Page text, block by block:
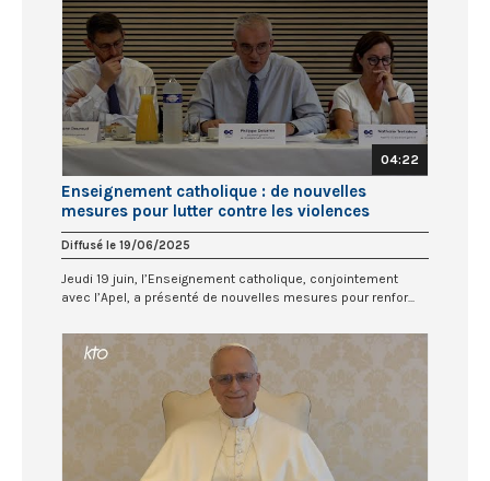
04:22
Enseignement catholique : de nouvelles
mesures pour lutter contre les violences
Diffusé le 19/06/2025
Jeudi 19 juin, l’Enseignement catholique, conjointement
avec l’Apel, a présenté de nouvelles mesures pour renfor...